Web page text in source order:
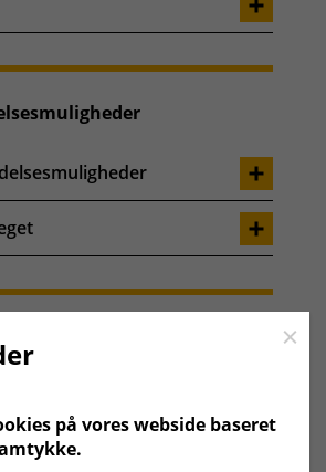
beholder WAS Sol Eco
beholder WAS Tower-
Close
på vores webside baseret